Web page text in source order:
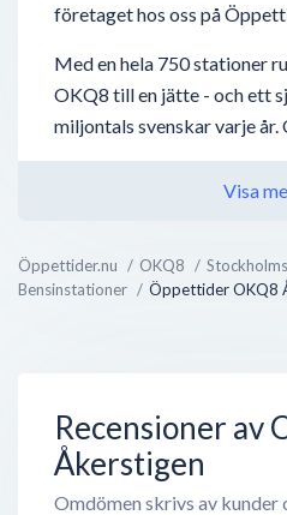
Öppettider.nu OKQ8
Bensinstationer
Öppettider OKQ8
företaget hos oss på
Med en hela 750 stationer
OKQ8 till en jätte - och ett
miljontals svenskar varje
förutom drivmedel så som
laddstationer för elbilar -
OKQ8 bedriver även
gedigen erfarenhet inom
Visa
Recensioner av
Åkerstigen
Omdömen skrivs av kunder